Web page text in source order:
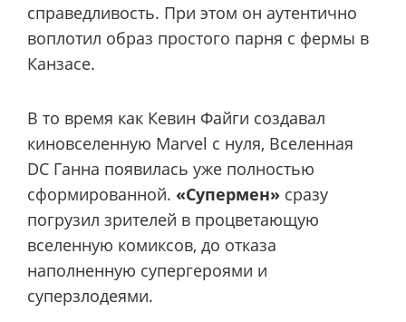
справедливость. При этом он аутентично
воплотил образ простого парня с фермы в
Канзасе.
В то время как Кевин Файги создавал
киновселенную Marvel с нуля, Вселенная
DC Ганна появилась уже полностью
сформированной. «Супермен» сразу
погрузил зрителей в процветающую
вселенную комиксов, до отказа
наполненную супергероями и
суперзлодеями.